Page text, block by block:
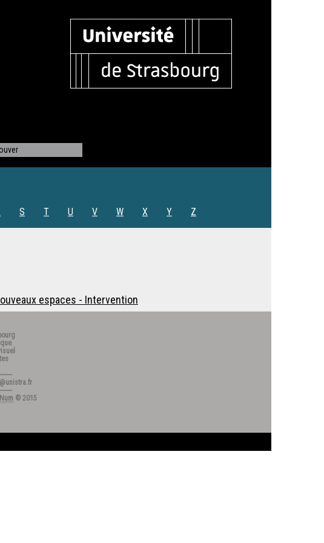
S T U V W X Y Z
espaces - Intervention
© 2015